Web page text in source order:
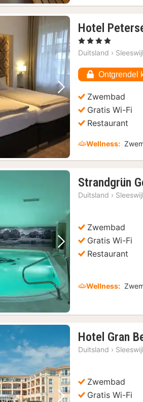
Volgende foto
Hotel
, 4 Sterren
Duitsland ›
Ontgrendel
Zwembad
Gratis Wi-Fi
Restaurant
Wellness:
Volgende foto
Strandgrün
Duitsland ›
Zwembad
Gratis Wi-Fi
Restaurant
Wellness:
Hotel Gran
Duitsland ›
Zwembad
Gratis Wi-Fi